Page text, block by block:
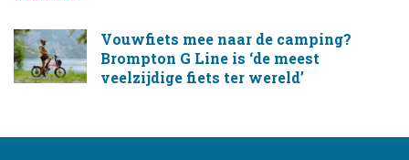
Vouwfiets mee naar de camping?
Brompton G Line is ‘de meest
veelzijdige fiets ter wereld’